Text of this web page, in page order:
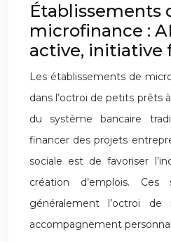
Établissements
microfinance :
active, initiative
Les établissements de
dans l’octroi de petits prêts
du système bancaire
financer des projets
sociale est de favoriser
création d’emplois. Ces
généralement l’octroi
accompagnement